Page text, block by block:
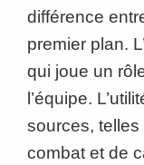
différence
premier plan.
qui joue un
l’équipe.
sources,
combat et de